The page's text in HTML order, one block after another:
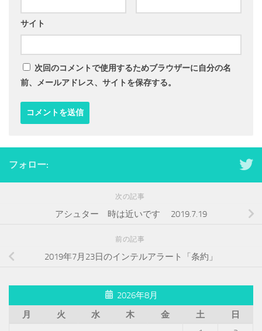
サイト
次回のコメントで使用するためブラウザーに自分の名
前、メールアドレス、サイトを保存する。
フォロー:
次の記事
アシュター 時は近いです 2019.7.19
前の記事
2019年7月23日のインテルアラート「条約」
2026年8月
月
火 水 木 金 土
日